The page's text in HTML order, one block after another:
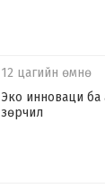
12 цагийн өмнө
Эко инноваци
зөрчил